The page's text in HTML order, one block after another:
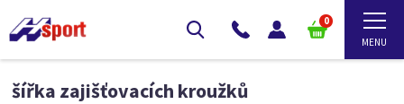
0
šířka zajišťovacích kroužků